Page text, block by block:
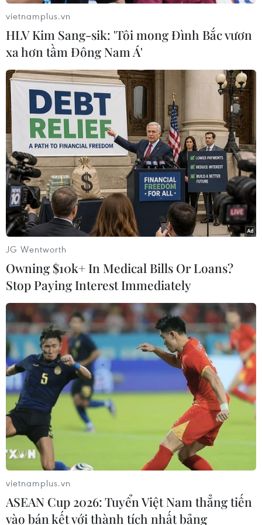
#Máy ảnh
#Thỏa thuận ngừng bắn
#Tranh chấp lãnh thổ
#Biên giới
#Ngoại giao
#Song phương
Ấn Độ Pakistan
Theo dõi VietnamPlus
TIN LIÊN QUAN
vietnamplus.vn
HLV Kim Sang-sik: 'Tôi mong Đình Bắc vươn
xa hơn tầm Đông Nam Á'
JG Wentworth
Owning $10k+ In Medical Bills Or Loans?
Stop Paying Interest Immediately
vietnamplus.vn
ASEAN Cup 2026: Tuyển Việt Nam thẳng tiến
vào bán kết với thành tích nhất bảng